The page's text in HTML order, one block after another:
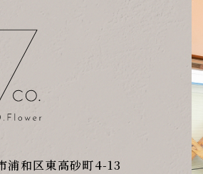
浦和区東高砂町4-13